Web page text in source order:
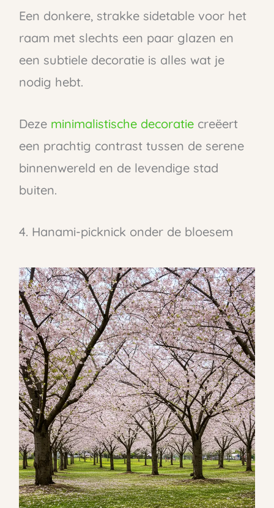
Een donkere, strakke sidetable voor het
raam met slechts een paar glazen en
een subtiele decoratie is alles wat je
nodig hebt.
Deze minimalistische decoratiecreëert
een prachtig contrast tussen de serene
binnenwereld en de levendige stad
buiten.
4. Hanami-picknick onder de bloesem